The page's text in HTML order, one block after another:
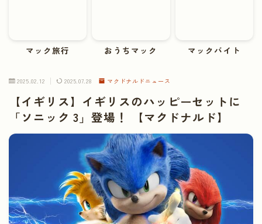
マック旅行 おうちマック マックバイト
2025.02.12 2025.07.28 マクドナルドニュース
【イギリス】イギリスのハッピーセットに
「ソニック 3」登場！ 【マクドナルド】